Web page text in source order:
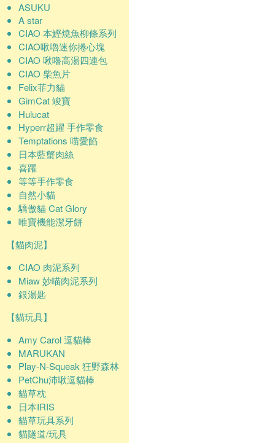
ASUKU
A star
CIAO 本鰹燒魚柳條系列
CIAO啾嚕迷你捲心塊
CIAO 啾嚕高湯四連包
CIAO 柴魚片
Felix菲力貓
GimCat 竣寶
Hulucat
Hyperr超躍 手作零食
Temptations 喵愛餡
日本藍蟹肉絲
喜躍
等等手作零食
自然小貓
驕傲貓 Cat Glory
唯寶機能潔牙餅
【貓肉泥】
CIAO 肉泥系列
Miaw 妙喵肉泥系列
銀湯匙
【貓玩具】
Amy Carol 逗貓棒
MARUKAN
Play-N-Squeak 狂野森林
PetChu沛啾逗貓棒
貓草枕
日本IRIS
貓草玩具系列
貓隧道/玩具